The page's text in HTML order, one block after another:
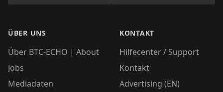
ÜBER UNS
Über BTC-ECHO | About
Jobs
Mediadaten
KONTAKT
Hilfecenter / Support
Kontakt
Advertising (EN)